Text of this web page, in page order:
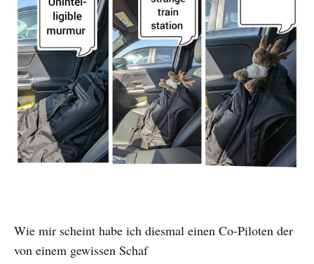
Wie mir scheint habe ich diesmal einen Co-Piloten der
von einem gewissen Schaf